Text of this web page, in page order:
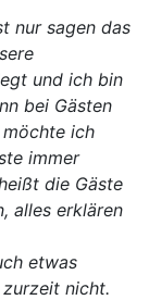
nur sagen das
und ich bin
bei Gästen
ich
immer
die Gäste
alles erklären
etwas
nicht.